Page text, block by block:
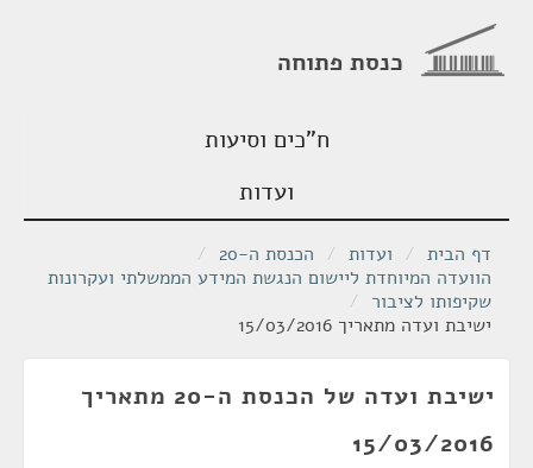
כנסת פתוחה
ח"כים וסיעות
ועדות
דף הבית / ועדות / הכנסת ה-20
/
הוועדה המיוחדת ליישום הנגשת המידע הממשלתי ועקרונות
שקיפותו לציבור /
ישיבת ועדה מתאריך 15/03/2016
ישיבת ועדה של הכנסת ה-20 מתאריך
15/03/2016